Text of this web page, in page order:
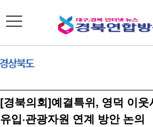
toggle
navigation
[경북의회]예결특위, 영덕 이
유입·관광자원 연계 방안 논의